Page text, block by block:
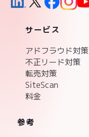
サービス
アドフラウド対策
不正リード対策
転売対策
SiteScan
料金
参考